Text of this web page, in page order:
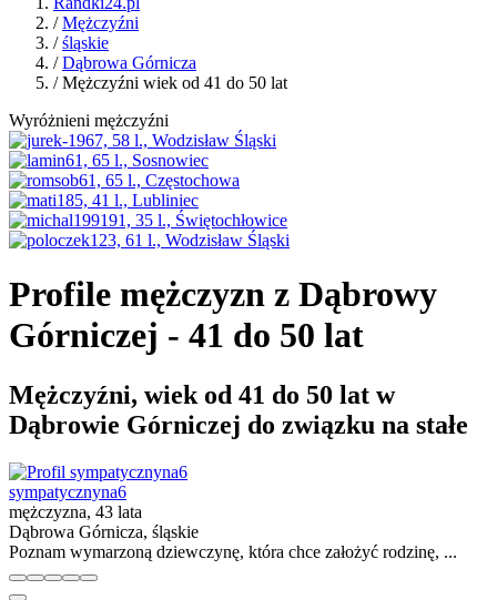
/Mężczyźni
/śląskie
/Dąbrowa Górnicza
/ Mężczyźni wiek od 41 do 50 lat
Wyróżnieni mężczyźni
Profile mężczyzn z Dąbrowy
Górniczej - 41 do 50 lat
Mężczyźni, wiek od 41 do 50 lat w
Dąbrowie Górniczej do związku na stałe
sympatycznyna6
mężczyzna, 43 lata
Dąbrowa Górnicza, śląskie
Poznam wymarzoną dziewczynę, która chce założyć rodzinę, ...